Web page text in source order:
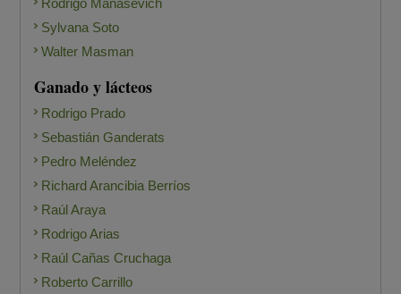
Rodrigo Manasevich
Sylvana Soto
Walter Masman
Ganado y lácteos
Rodrigo Prado
Sebastián Ganderats
Pedro Meléndez
Richard Arancibia Berríos
Raúl Araya
Rodrigo Arias
Raúl Cañas Cruchaga
Roberto Carrillo